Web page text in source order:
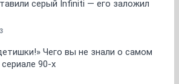
серый Infiniti — его заложил
Чего вы не знали о самом
90-х